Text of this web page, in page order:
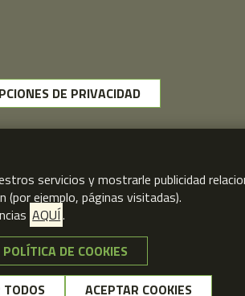
© FPSOMC 2026
DE PRIVACIDAD
servicios y mostrarle publicidad
(por ejemplo, páginas visitadas).
AQUÍ.
POLÍTICA DE COOKIES
TODOS
NO, GRACIAS
ACEPTAR COOKIES